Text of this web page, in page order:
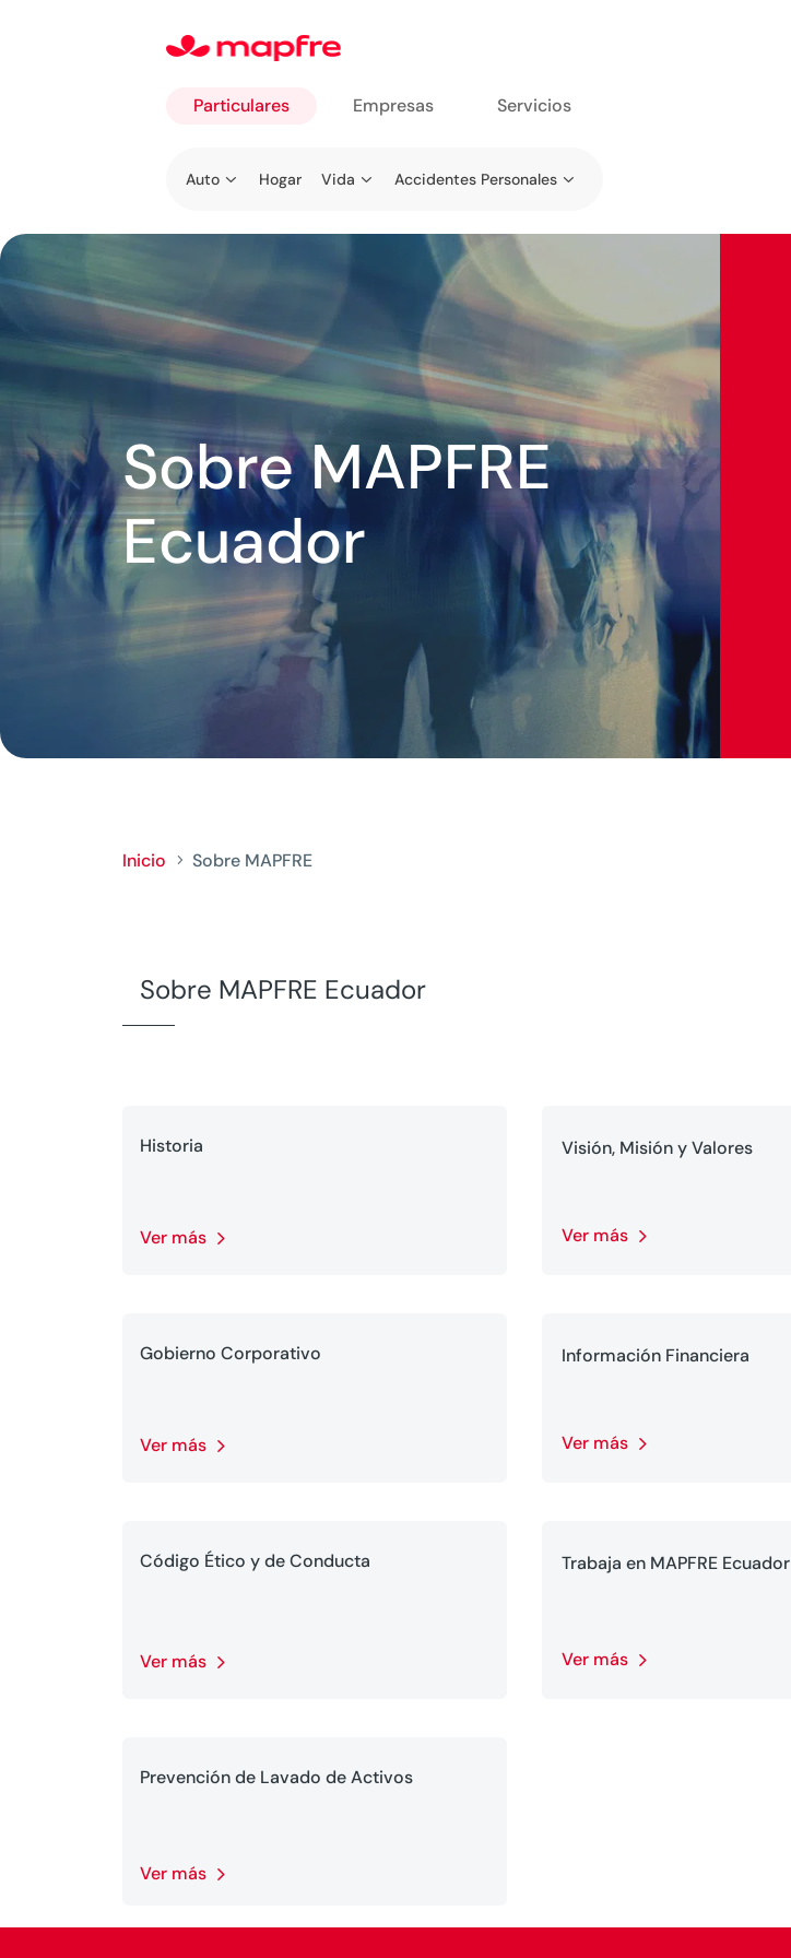
Particulares
Ir a
Auto Hogar Vida Accidentes Personales
Empresas Servicios
Sobre MAPFRE
Ecuador
Inicio 5 Sobre MAPFRE
Sobre MAPFRE Ecuador
Historia
Ver más
Visión, Misión y Valores
Ver más
Gobierno Corporativo
Ver más
Información Financiera
Ver más
Código Ético y de Conducta
Ver más
Trabaja en MAPFRE Ecuador
Ver más
Prevención de Lavado de Activos
Ver más